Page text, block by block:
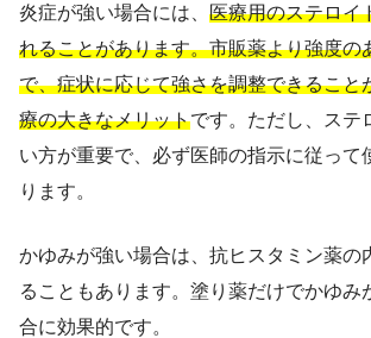
炎症が強い場合には、 医療用のステロイ
れることがあります。市販薬より強度の
で、症状に応じて強さを調整できること
療の大きなメリットです。ただし、ステ
い方が重要で、必ず医師の指示に従って
ります。
かゆみが強い場合は、抗ヒスタミン薬の
ることもあります。塗り薬だけでかゆみ
合に効果的です。